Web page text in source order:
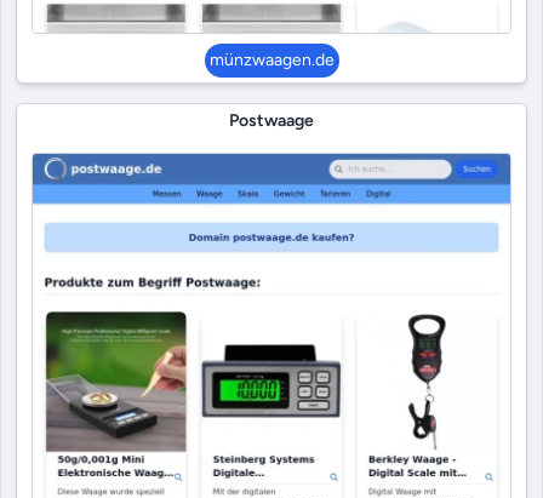
münzwaagen.de
Postwaage